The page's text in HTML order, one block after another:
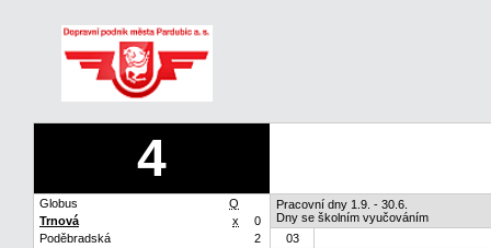
4
Globus
Q
Trnová
x
0
Poděbradská
2
Pracovní dny 1.9. - 30.6.
Dny se školním vyučováním
03